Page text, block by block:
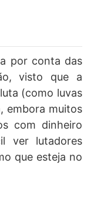
por conta das
visto que a
(como luvas
embora muitos
com dinheiro
ver lutadores
que esteja no